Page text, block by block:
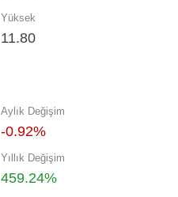
Yüksek
11.80
Aylık Değişim
-0.92%
Yıllık Değişim
459.24%